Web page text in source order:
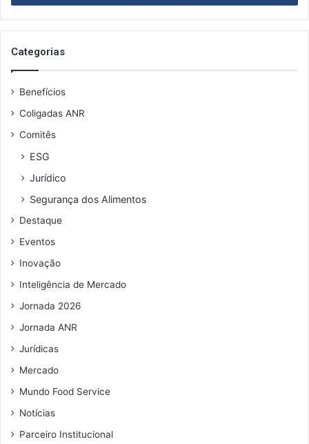
r
a
s
e
n
e
e
e
a
i
Categorias
Benefícios
Coligadas ANR
Comitês
ESG
Jurídico
Segurança dos Alimentos
Destaque
Eventos
Inovação
Inteligência de Mercado
Jornada 2026
Jornada ANR
Jurídicas
Mercado
Mundo Food Service
Notícias
Parceiro Institucional